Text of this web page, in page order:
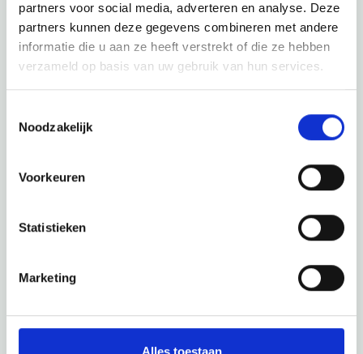
partners voor social media, adverteren en analyse. Deze
partners kunnen deze gegevens combineren met andere
informatie die u aan ze heeft verstrekt of die ze hebben
verzameld op basis van uw gebruik van hun services.
Noodzakelijk
Voorkeuren
Statistieken
Marketing
Alles toestaan
Bekijk ook eens
te zien wat deze prachtige omgeving nog meer te bieden